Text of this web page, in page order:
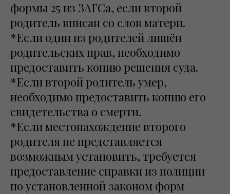
формы 25 из ЗАГСа, если второй
родитель вписан со слов матери.
*Если один из родителей лишён
родительских прав, необходимо
предоставить копию решения суда.
*Если второй родитель умер,
необходимо предоставить копию его
свидетельства о смерти.
*Если местонахождение второго
родителя не представляется
возможным установить, требуется
предоставление справки из полиции
по установленной законом форм